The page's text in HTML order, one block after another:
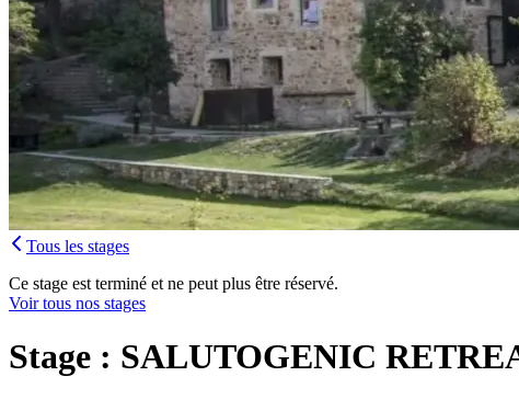
Tous les stages
Ce stage est terminé et ne peut plus être réservé.
Voir tous nos stages
Stage : SALUTOGENIC